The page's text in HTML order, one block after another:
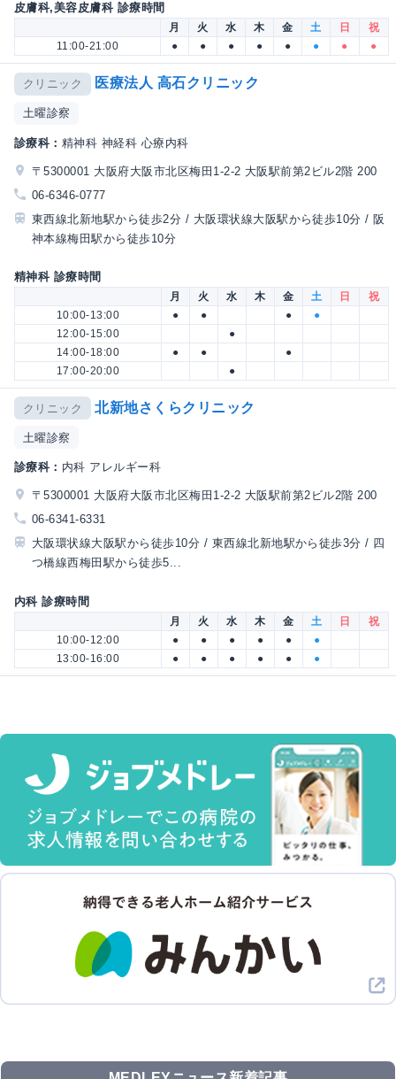
皮膚科,美容皮膚科 診療時間
月 火 水 木 金 土 日
祝
11:00-21:00
● ● ● ● ● ● ● ●
クリニック 医療法人 高石クリニック
土曜診察
診療科： 精神科 神経科 心療内科
〒5300001 大阪府大阪市北区梅田1-2-2 大阪駅前第2ビル2階 200
06-6346-0777
東西線北新地駅から徒歩2分 / 大阪環状線大阪駅から徒歩10分 / 阪
神本線梅田駅から徒歩10分
精神科 診療時間
月 火 水 木 金 土 日
祝
10:00-13:00
● ● ●
●
12:00-15:00
●
14:00-18:00
● ●
●
17:00-20:00
●
クリニック 北新地さくらクリニック
土曜診察
診療科： 内科 アレルギー科
〒5300001 大阪府大阪市北区梅田1-2-2 大阪駅前第2ビル2階 200
06-6341-6331
大阪環状線大阪駅から徒歩10分 / 東西線北新地駅から徒歩3分 / 四
つ橋線西梅田駅から徒歩5...
内科 診療時間
月 火 水 木 金 土 日
祝
10:00-12:00
● ● ● ● ●
●
13:00-16:00
● ● ● ● ● ●